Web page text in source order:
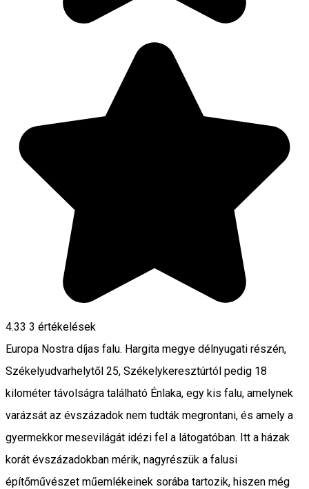
4.33 3 értékelések
Europa Nostra díjas falu. Hargita megye délnyugati részén,
Székelyudvarhelytől 25, Székelykeresztúrtól pedig 18
kilométer távolságra található Énlaka, egy kis falu, amelynek
varázsát az évszázadok nem tudták megrontani, és amely a
gyermekkor mesevilágát idézi fel a látogatóban. Itt a házak
korát évszázadokban mérik, nagyrészük a falusi
építőművészet műemlékeinek sorába tartozik, hiszen még